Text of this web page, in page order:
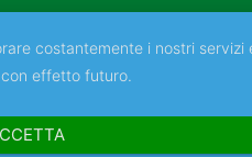
costantemente i nostri
effetto futuro.